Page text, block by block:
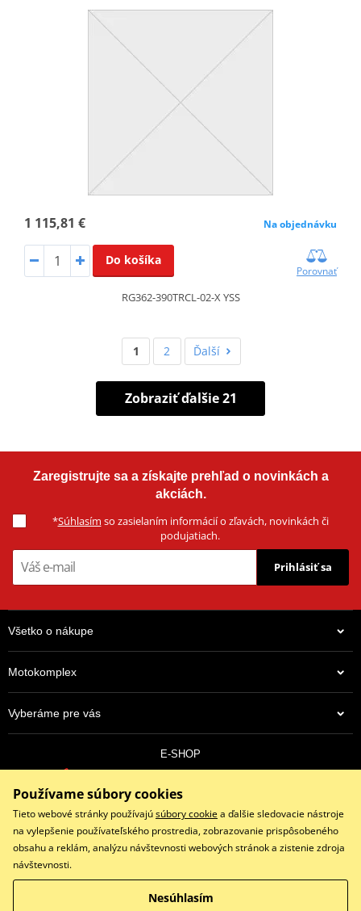
1 115,81 € Na objednávku
Do košíka
Porovnať
RG362-390TRCL-02-X YSS
1 2 Ďalší
Zobraziť ďalšie 21
Zaregistrujte sa a získajte prehľad o novinkách a
akciách.
*Súhlasím so zasielaním informácií o zľavách, novinkách či
podujatiach.
Prihlásiť sa
Všetko o nákupe
Motokomplex
Vyberáme pre vás
E-SHOP
objednavky@eshopmotokomplex.sk
Po - Pia: 8:30-17:00 | Nedeľa: ZATVORENÉ
Facebook
Copyright © 2026 www.eshopmotokomplex.sk
Používame súbory cookies
Tieto webové stránky používajúsúbory cookiea ďalšie sledovacie nástroje
na vylepšenie používateľského prostredia, zobrazovanie prispôsobeného
obsahu a reklám, analýzu návštevnosti webových stránok a zistenie zdroja
návštevnosti.
Nesúhlasím